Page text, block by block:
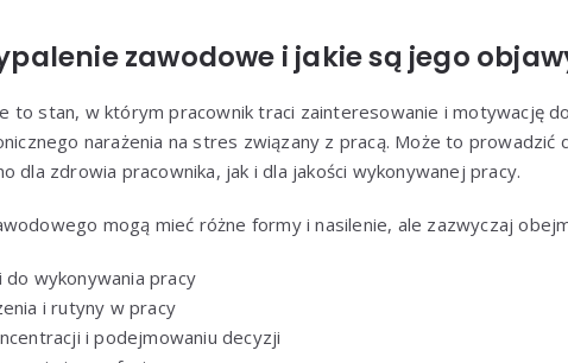
zawodowe i jakie są jego
to stan, w którym pracownik traci zainteresowanie i motywację
narażenia na stres związany z pracą. Może to prowadzić
dla zdrowia pracownika, jak i dla jakości wykonywanej pracy.
mogą mieć różne formy i nasilenie, ale zazwyczaj
do wykonywania pracy
i rutyny w pracy
i podejmowaniu decyzji